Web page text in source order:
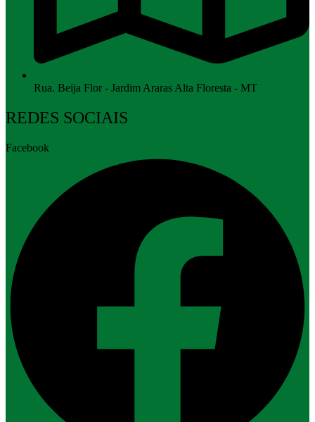
Rua. Beija Flor - Jardim Araras Alta Floresta - MT
REDES SOCIAIS
Facebook